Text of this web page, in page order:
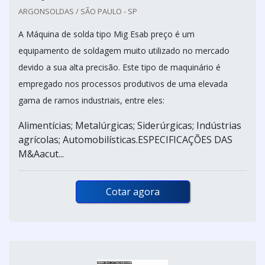
ARGONSOLDAS / SÃO PAULO - SP
A Máquina de solda tipo Mig Esab preço é um
equipamento de soldagem muito utilizado no mercado
devido a sua alta precisão. Este tipo de maquinário é
empregado nos processos produtivos de uma elevada
gama de ramos industriais, entre eles:
Alimentícias; Metalúrgicas; Siderúrgicas; Indústrias
agrícolas; Automobilísticas.ESPECIFICAÇÕES DAS
M&Aacut...
Cotar agora